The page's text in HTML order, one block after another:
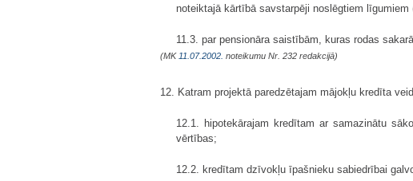
noteiktajā kārtībā savstarpēji noslēgtiem
11.3. par pensionāra saistībām, kuras rodas
(MK 11.07.2002. noteikumu Nr. 232 redakcijā)
12. Katram projektā paredzētajam mājokļu kredīta
12.1. hipotekārajam kredītam ar samazinātu
vērtības;
12.2. kredītam dzīvokļu īpašnieku sabiedrībai